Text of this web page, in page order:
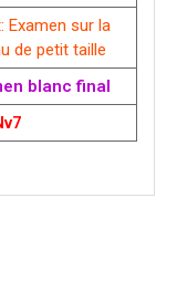
Examen sur la
de petit taille
blanc final